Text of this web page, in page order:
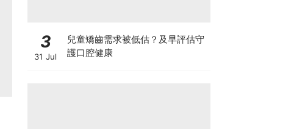
3
31 Jul
兒童矯齒需求被低估？及早評估守
護口腔健康